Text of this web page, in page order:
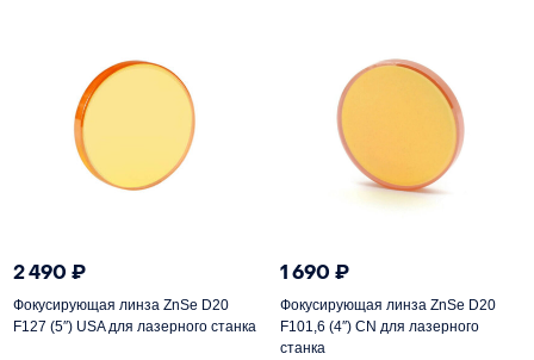
2 490₽
Фокусирующая линза ZnSe D20
F127 (5″) USA для лазерного станка
1 690₽
Фокусирующая линза ZnSe D20
F101,6 (4″) CN для лазерного
станка